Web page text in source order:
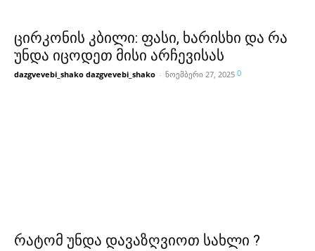
ცირკონის კბილი: ფასი, ხარისხი და რა
უნდა იცოდეთ მისი არჩევისას
dazgvevebi_shako dazgvevebi_shako - ნოემბერი 27, 2025 0
რატომ უნდა დავაზღვიოთ სახლი ?